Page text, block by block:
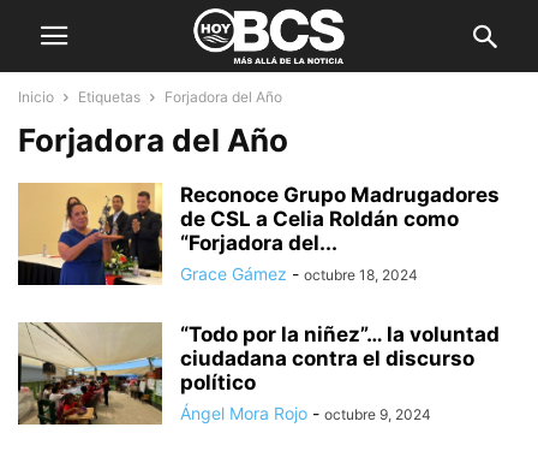
Inicio Etiquetas Forjadora del Año
Forjadora del Año
Reconoce Grupo Madrugadores
de CSL a Celia Roldán como
“Forjadora del...
Grace Gámez - octubre 18, 2024
“Todo por la niñez”… la voluntad
ciudadana contra el discurso
político
Ángel Mora Rojo - octubre 9, 2024